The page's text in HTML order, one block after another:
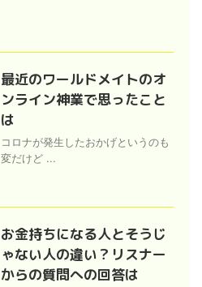
最近のワールドメイトのオ
ンライン神業で思ったこと
は
コロナが発生したおかげというのも
変だけど ...
お金持ちになる人とそうじ
ゃない人の違い？リスナー
からの質問への回答は